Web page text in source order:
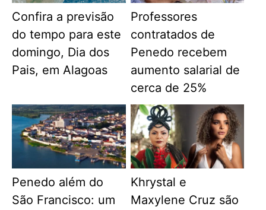
Confira a previsão
do tempo para este
domingo, Dia dos
Pais, em Alagoas
Professores
contratados de
Penedo recebem
aumento salarial de
cerca de 25%
Penedo além do
São Francisco: um
Khrystal e
Maxylene Cruz são